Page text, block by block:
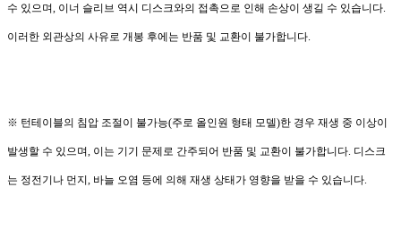
수 있으며, 이너 슬리브 역시 디스크와의 접촉으로 인해 손상이 생길 수 있습니다.
이러한 외관상의 사유로 개봉 후에는 반품 및 교환이 불가합니다.
※ 턴테이블의 침압 조절이 불가능(주로 올인원 형태 모델)한 경우 재생 중 이상이
발생할 수 있으며, 이는 기기 문제로 간주되어 반품 및 교환이 불가합니다. 디스크
는 정전기나 먼지, 바늘 오염 등에 의해 재생 상태가 영향을 받을 수 있습니다.